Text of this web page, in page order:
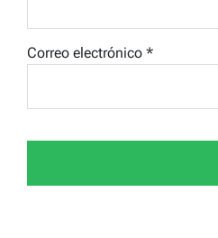
Correo electrónico *